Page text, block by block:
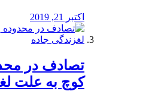
اکتبر 21, 2019
تصادف در
کوچ به علت